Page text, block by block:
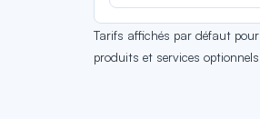
Tarifs affichés par défaut
produits et services